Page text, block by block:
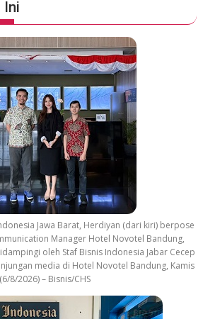
Ini
Jawa Barat, Herdiyan (dari kiri) berpose
Manager Hotel Novotel Bandung,
oleh Staf Bisnis Indonesia Jabar Cecep
media di Hotel Novotel Bandung, Kamis
(6/8/2026) – Bisnis/CHS